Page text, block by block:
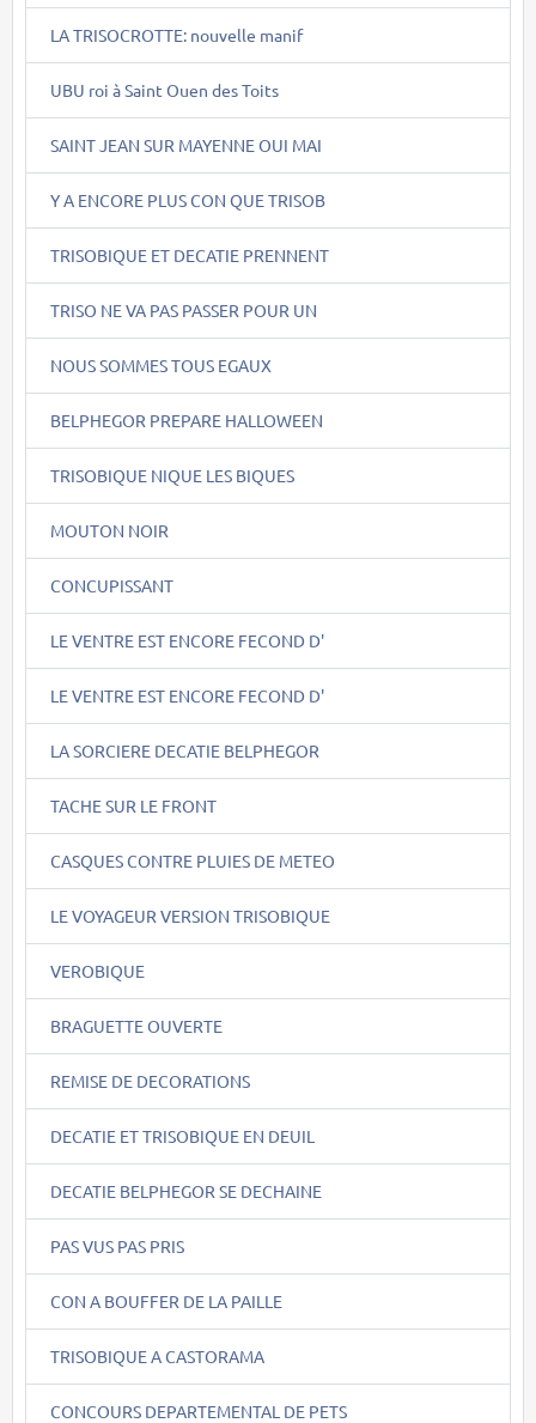
LA TRISOCROTTE: nouvelle manif
UBU roi à Saint Ouen des Toits
SAINT JEAN SUR MAYENNE OUI MAI
Y A ENCORE PLUS CON QUE TRISOB
TRISOBIQUE ET DECATIE PRENNENT
TRISO NE VA PAS PASSER POUR UN
NOUS SOMMES TOUS EGAUX
BELPHEGOR PREPARE HALLOWEEN
TRISOBIQUE NIQUE LES BIQUES
MOUTON NOIR
CONCUPISSANT
LE VENTRE EST ENCORE FECOND D'
LE VENTRE EST ENCORE FECOND D'
LA SORCIERE DECATIE BELPHEGOR
TACHE SUR LE FRONT
CASQUES CONTRE PLUIES DE METEO
LE VOYAGEUR VERSION TRISOBIQUE
VEROBIQUE
BRAGUETTE OUVERTE
REMISE DE DECORATIONS
DECATIE ET TRISOBIQUE EN DEUIL
DECATIE BELPHEGOR SE DECHAINE
PAS VUS PAS PRIS
CON A BOUFFER DE LA PAILLE
TRISOBIQUE A CASTORAMA
CONCOURS DEPARTEMENTAL DE PETS